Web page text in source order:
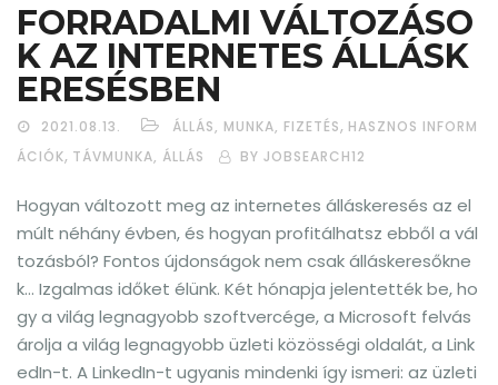
FORRADALMI VÁLTOZÁSO
K AZ INTERNETES ÁLLÁSK
ERESÉSBEN
2021.08.13. ÁLLÁS, MUNKA, FIZETÉS, HASZNOS INFORM
ÁCIÓK, TÁVMUNKA, ÁLLÁS BY JOBSEARCH12
Hogyan változott meg az internetes álláskeresés az el
múlt néhány évben, és hogyan profitálhatsz ebből a vál
tozásból? Fontos újdonságok nem csak álláskeresőkne
k… Izgalmas időket élünk. Két hónapja jelentették be, ho
gy a világ legnagyobb szoftvercége, a Microsoft felvás
árolja a világ legnagyobb üzleti közösségi oldalát, a Link
edIn-t. A LinkedIn-t ugyanis mindenki így ismeri: az üzleti